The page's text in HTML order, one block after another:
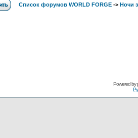
Список форумов WORLD FORGE -> Ночи
Powered by